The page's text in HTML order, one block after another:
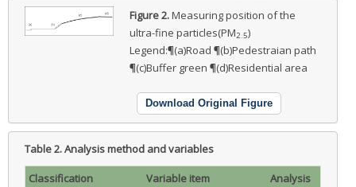
Figure 2.Measuring position of the
ultra-fine particles(PM2.5)
Legend:¶(a)Road ¶(b)Pedestraian path
¶(c)Buffer green ¶(d)Residential area
Download Original Figure
Table 2.Analysis method and variables
Classification Variable item
Analysis